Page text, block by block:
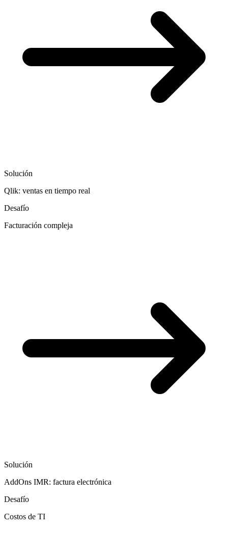
Solución
Qlik: ventas en tiempo real
Desafío
Facturación compleja
Solución
AddOns IMR: factura electrónica
Desafío
Costos de TI